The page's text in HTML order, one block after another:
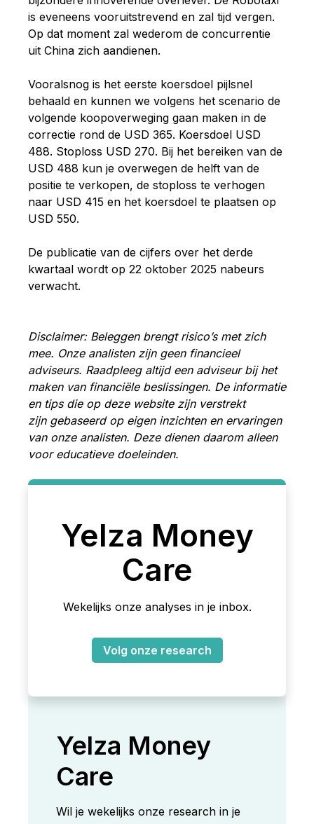
is eveneens vooruitstrevend en zal tijd vergen.
Op dat moment zal wederom de concurrentie
uit China zich aandienen.
Vooralsnog is het eerste koersdoel pijlsnel
behaald en kunnen we volgens het scenario de
volgende koopoverweging gaan maken in de
correctie rond de USD 365. Koersdoel USD
488. Stoploss USD 270. Bij het bereiken van de
USD 488 kun je overwegen de helft van de
positie te verkopen, de stoploss te verhogen
naar USD 415 en het koersdoel te plaatsen op
USD 550.
De publicatie van de cijfers over het derde
kwartaal wordt op 22 oktober 2025 nabeurs
verwacht.
Disclaimer: Beleggen brengt risico’s met zich
mee. Onze analisten zijn geen financieel
adviseurs. Raadpleeg altijd een adviseur bij het
maken van financiële beslissingen. De informatie
en tips die op deze website zijn verstrekt
zijn gebaseerd op eigen inzichten en ervaringen
van onze analisten. Deze dienen daarom alleen
voor educatieve doeleinden.
Yelza Money
Care
Wekelijks onze analyses in je inbox.
Volg onze research
Yelza Money
Care
Wil je wekelijks onze research in je